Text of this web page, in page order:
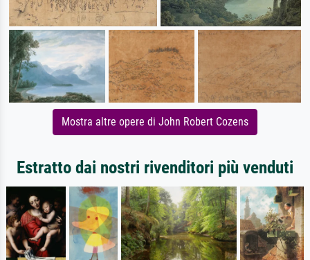
Mostra altre opere di John Robert Cozens
Estratto dai nostri rivenditori più venduti